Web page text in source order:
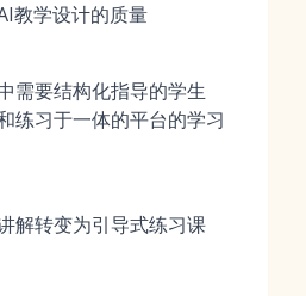
教学设计的质量
需要结构化指导的学生
练习于一体的平台的学习
解转变为引导式练习课